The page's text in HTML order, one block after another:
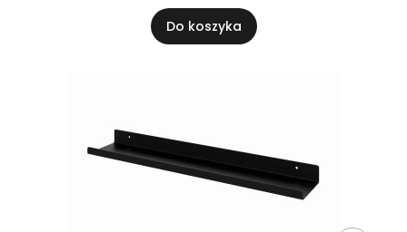
Do koszyka